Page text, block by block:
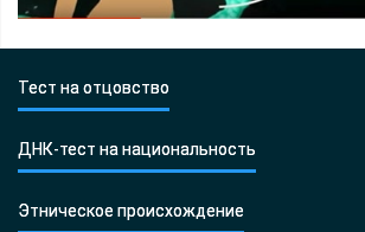
Тест на отцовство
ДНК-тест на национальность
Этническое происхождение